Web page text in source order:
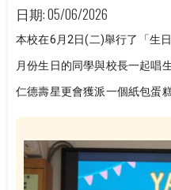
日期:05/06/2026
本校在6月2日(二)舉行了「生
月份生日的同學與校長一起唱
仁德壽星更會獲派一個紙包蛋